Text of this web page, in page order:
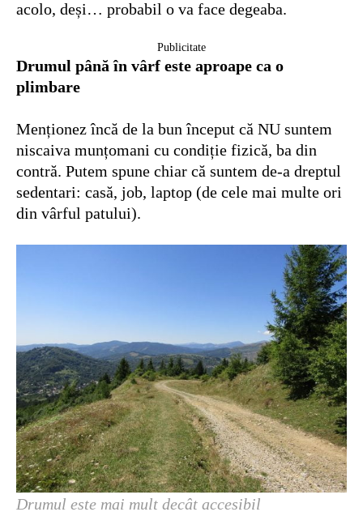
acolo, deși… probabil o va face degeaba.
Publicitate
Drumul până în vârf este aproape ca o
plimbare
Menționez încă de la bun început că NU suntem
niscaiva munțomani cu condiție fizică, ba din
contră. Putem spune chiar că suntem de-a dreptul
sedentari: casă, job, laptop (de cele mai multe ori
din vârful patului).
Drumul este mai mult decât accesibil